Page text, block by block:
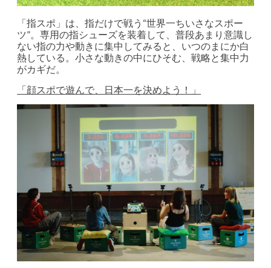
「指スポ」は、指だけで戦う“世界一ちいさなスポー
ツ”。専用の指シューズを装着して、普段あまり意識し
ない指の力や動きに集中してみると、いつのまにか白
熱している。小さな動きの中にひそむ、戦略と集中力
がカギだ。
「顔スポで遊んで、日本一を決めよう！」